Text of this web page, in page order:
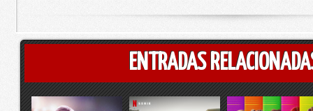
ENTRADAS